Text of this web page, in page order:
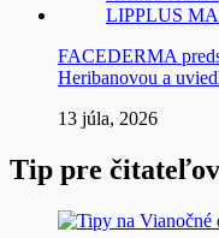
FACEDERMA
Heribanovou a
13 júla, 2026
Tip pre čitateľov